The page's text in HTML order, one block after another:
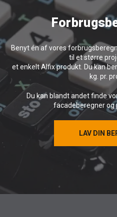
Benyt én af vores
til et større
et enkelt Alfix produkt. Du kan
kg. pr.
Du kan blandt andet finde
facadeberegner og
LAV DIN
LAV DIN